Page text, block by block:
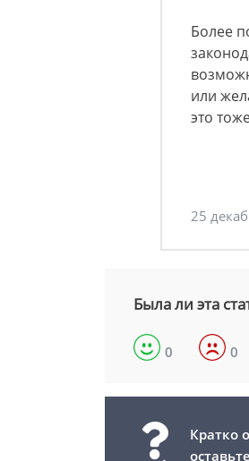
Более
или
это
25
Была ли эта
0 0
Кратко